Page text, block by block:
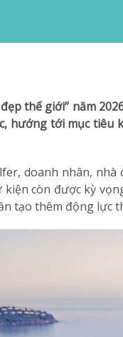
thế giới” năm
hướng tới mục
doanh nhân,
còn được kỳ
thêm động lực